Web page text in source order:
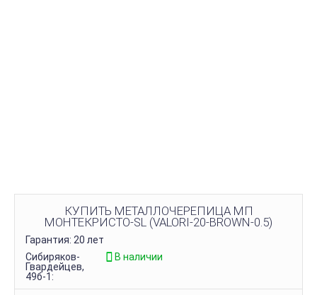
КУПИТЬ МЕТАЛЛОЧЕРЕПИЦА МП
МОНТЕКРИСТО-SL (VALORI-20-BROWN-0.5)
Гарантия: 20 лет
Сибиряков-
Гвардейцев,
49б-1:
В наличии